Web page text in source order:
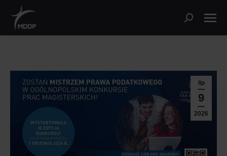
lip
9
2026